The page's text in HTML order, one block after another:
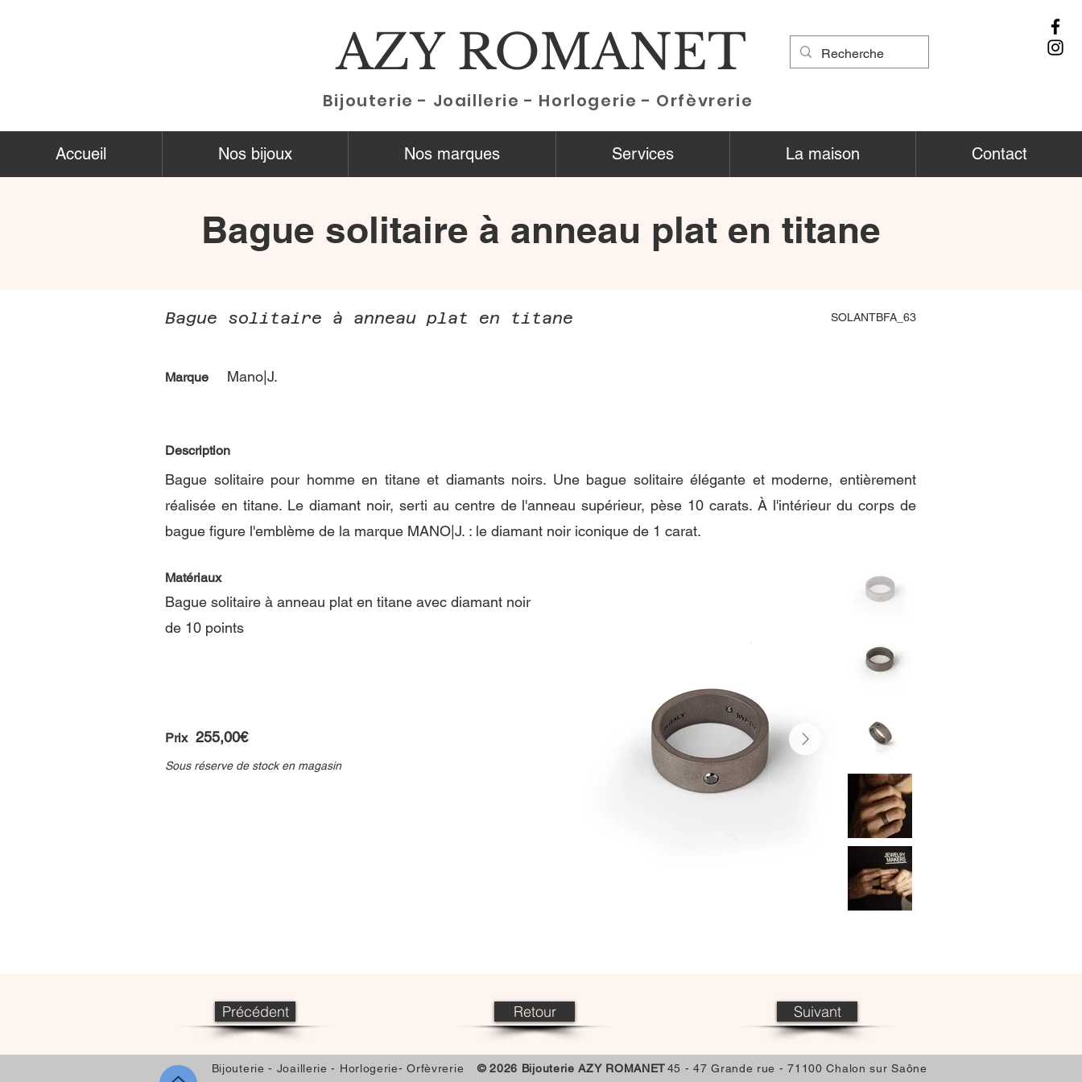
AZY ROMANET
Bijouterie - Joaillerie - Horlogerie - Orfèvrerie
Accueil Nos bijoux Nos marques Services La maison Contact
Bague solitaire à anneau plat en titane
Bague solitaire à anneau plat en titane
Marque Mano|J.
SOLANTBFA_63
Description
Bague solitaire pour homme en titane et diamants noirs. Une bague solitaire élégante et moderne, entièrement
réalisée en titane. Le diamant noir, serti au centre de l'anneau supérieur, pèse 10 carats. À l'intérieur du corps de
bague figure l'emblème de la marque MANO|J. : le diamant noir iconique de 1 carat.
Matériaux
Bague solitaire à anneau plat en titane avec diamant noir
de 10 points
Prix 255,00€
Sous réserve de stock en magasin
Précédent Retour Suivant
Bijouterie - Joaillerie - Horlogerie- Orfèvrerie © 2026 Bijouterie AZY ROMANET45 - 47 Grande rue - 71100 Chalon surSaône